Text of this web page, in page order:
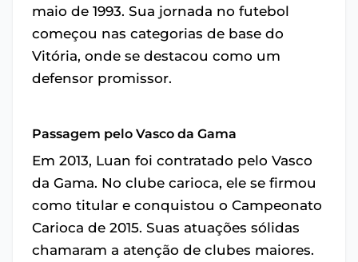
maio de 1993. Sua jornada no futebol
começou nas categorias de base do
Vitória, onde se destacou como um
defensor promissor.
Passagem pelo Vasco da Gama
Em 2013, Luan foi contratado pelo Vasco
da Gama. No clube carioca, ele se firmou
como titular e conquistou o Campeonato
Carioca de 2015. Suas atuações sólidas
chamaram a atenção de clubes maiores.